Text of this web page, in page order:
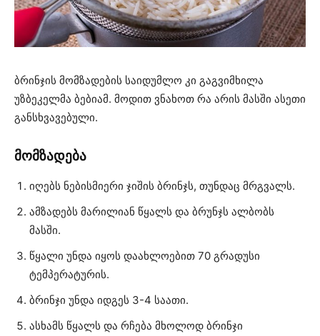
ბრინჯის მომზადების საიდუმლო კი გაგვიმხილა
უზბეკელმა ბებიამ. მოდით ვნახოთ რა არის მასში ასეთი
განსხვავებული.
მომზადება
იღებს ნებისმიერი ჯიშის ბრინჯს, თუნდაც მრგვალს.
ამზადებს მარილიან წყალს და ბრუნჯს ალბობს
მასში.
წყალი უნდა იყოს დაახლოებით 70 გრადუსი
ტემპერატურის.
ბრინჯი უნდა იდგეს 3-4 საათი.
ასხამს წყალს და რჩება მხოლოდ ბრინჯი